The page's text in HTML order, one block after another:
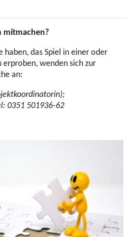
mitmachen?
haben, das Spiel in einer oder
erproben, wenden sich zur
an:
0351 501936-62